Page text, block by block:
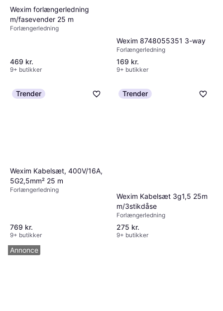
Wexim forlængerledning
m/fasevender 25 m
Forlængerledning
469 kr.
9+ butikker
Wexim 8748055351 3-way
Forlængerledning
169 kr.
9+ butikker
Trender
Wexim Kabelsæt, 400V/16A,
5G2,5mm² 25 m
Forlængerledning
769 kr.
9+ butikker
Trender
Wexim Kabelsæt 3g1,5 25m
m/3stikdåse
Forlængerledning
275 kr.
9+ butikker
Annonce